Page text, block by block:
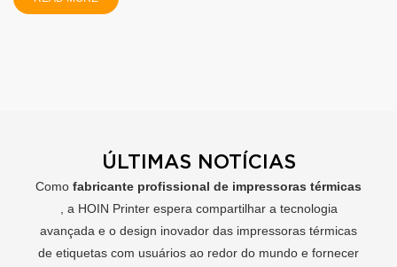
ÚLTIMAS NOTÍCIAS
Como fabricante profissional de impressoras térmicas
, a HOIN Printer espera compartilhar a tecnologia
avançada e o design inovador das impressoras térmicas
de etiquetas com usuários ao redor do mundo e fornecer